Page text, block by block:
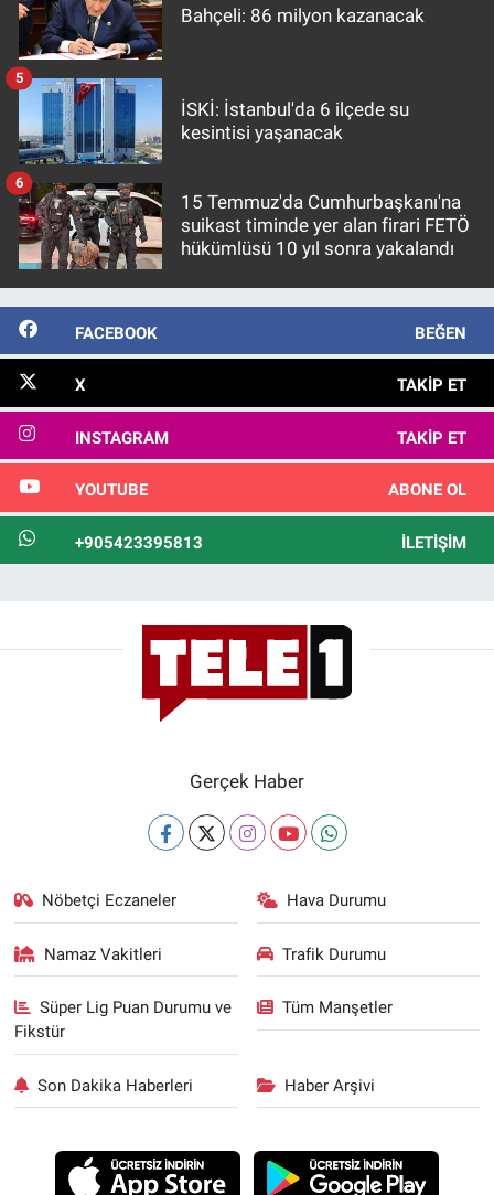
Bahçeli: 86 milyon kazanacak
İSKİ: İstanbul'da 6 ilçede su
kesintisi yaşanacak
5
15 Temmuz'da Cumhurbaşkanı'na
suikast timinde yer alan firari FETÖ
hükümlüsü 10 yıl sonra yakalandı
6
FACEBOOK BEĞEN
X TAKIP ET
INSTAGRAM TAKIP ET
YOUTUBE ABONE OL
+905423395813 İLETIŞIM
Gerçek Haber
Nöbetçi Eczaneler Hava Durumu
Namaz Vakitleri Trafik Durumu
Süper Lig Puan Durumu ve
Fikstür
Tüm Manşetler
Son Dakika Haberleri Haber Arşivi